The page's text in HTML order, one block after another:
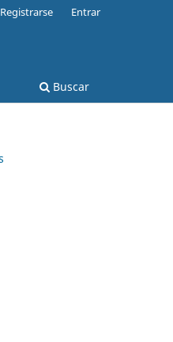
Buscar
Registrarse Entrar